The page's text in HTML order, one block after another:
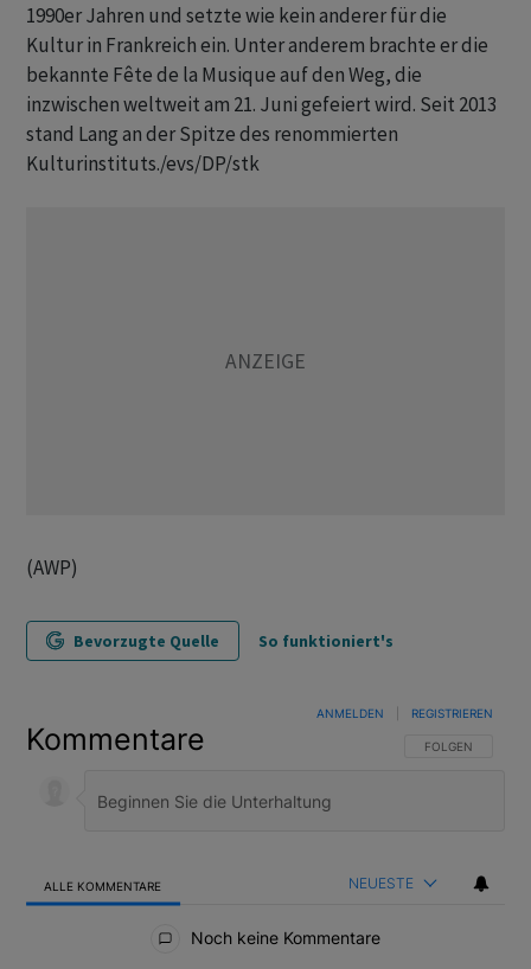
1990er Jahren und setzte wie kein anderer für die
Kultur in Frankreich ein. Unter anderem brachte er die
bekannte Fête de la Musique auf den Weg, die
inzwischen weltweit am 21. Juni gefeiert wird. Seit 2013
stand Lang an der Spitze des renommierten
Kulturinstituts./evs/DP/stk
(AWP)
Bevorzugte Quelle So funktioniert's
Kommentare FOLGE DIESER
FOLGEN
ANMELDEN REGISTRIEREN
ALLE KOMMENTARE NEUESTE
Noch keine Kommentare